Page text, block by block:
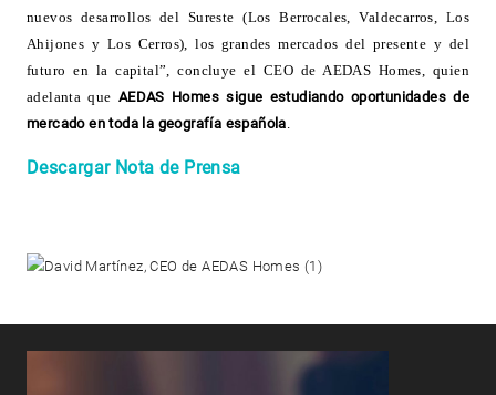
nuevos desarrollos del Sureste (Los Berrocales, Valdecarros, Los
Ahijones y Los Cerros), los grandes mercados del presente y del
futuro en la capital”, concluye el CEO de AEDAS Homes, quien
adelanta que AEDAS Homes sigue estudiando oportunidades de
mercado en toda la geografía española.
Descargar Nota de Prensa